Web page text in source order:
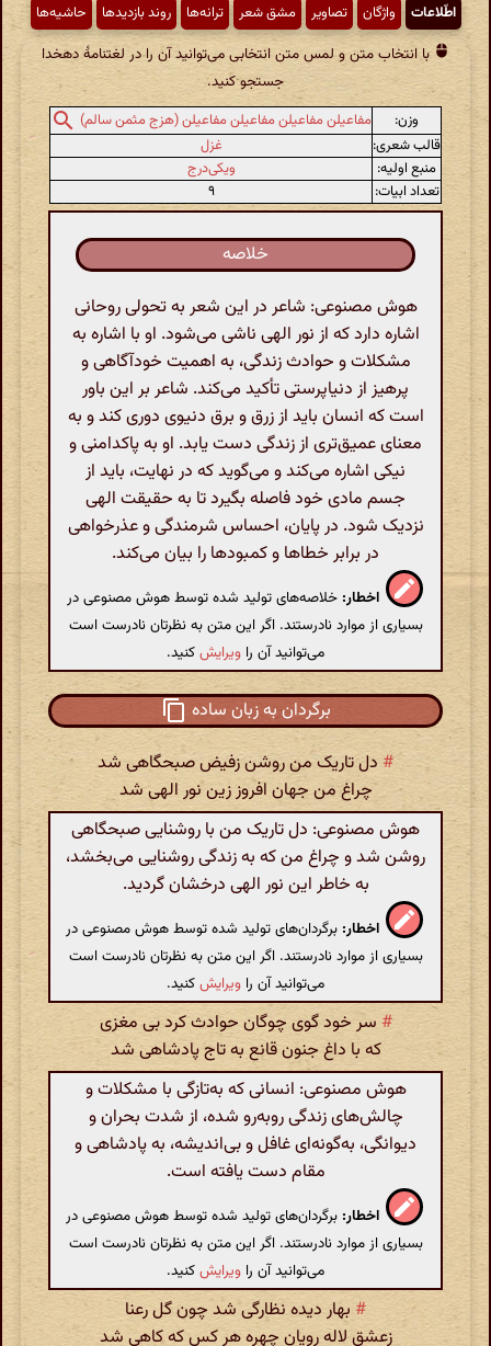
اطّلاعات واژگان تصاویر مشق شعر ترانه‌ها روند بازدیدها حاشیه‌ها
با انتخاب متن و لمس متن انتخابی می‌توانید آن را در لغتنامهٔ دهخدا
جستجو کنید.
وزن:
مفاعیلن مفاعیلن مفاعیلن مفاعیلن (هزج مثمن سالم)
قالب شعری:
غزل
منبع اولیه:
ویکی‌درج
تعداد ابیات:
۹
خلاصه
هوش مصنوعی: شاعر در این شعر به تحولی روحانی
اشاره دارد که از نور الهی ناشی می‌شود. او با اشاره به
مشکلات و حوادث زندگی، به اهمیت خودآگاهی و
پرهیز از دنیاپرستی تأکید می‌کند. شاعر بر این باور
است که انسان باید از زرق و برق دنیوی دوری کند و به
معنای عمیق‌تری از زندگی دست یابد. او به پاکدامنی و
نیکی اشاره می‌کند و می‌گوید که در نهایت، باید از
جسم مادی خود فاصله بگیرد تا به حقیقت الهی
نزدیک شود. در پایان، احساس شرمندگی و عذرخواهی
در برابر خطاها و کمبودها را بیان می‌کند.
اخطار: خلاصه‌های تولید شده توسط هوش مصنوعی در
بسیاری از موارد نادرستند. اگر این متن به نظرتان نادرست است
می‌توانید آن را ویرایشکنید.
برگردان به زبان ساده
# دل تاریک من روشن زفیض صبحگاهی شد
چراغ من جهان افروز زین نور الهی شد
هوش مصنوعی: دل تاریک من با روشنایی صبحگاهی
روشن شد و چراغ من که به زندگی روشنایی می‌بخشد،
به خاطر این نور الهی درخشان گردید.
اخطار: برگردان‌های تولید شده توسط هوش مصنوعی در
بسیاری از موارد نادرستند. اگر این متن به نظرتان نادرست است
می‌توانید آن را ویرایشکنید.
# سر خود گوی چوگان حوادث کرد بی مغزی
که با داغ جنون قانع به تاج پادشاهی شد
هوش مصنوعی: انسانی که به‌تازگی با مشکلات و
چالش‌های زندگی روبه‌رو شده، از شدت بحران و
دیوانگی، به‌گونه‌ای غافل و بی‌اندیشه، به پادشاهی و
مقام دست یافته است.
اخطار: برگردان‌های تولید شده توسط هوش مصنوعی در
بسیاری از موارد نادرستند. اگر این متن به نظرتان نادرست است
می‌توانید آن را ویرایشکنید.
# بهار دیده نظارگی شد چون گل رعنا
زعشق لاله رویان چهره هر کس که کاهی شد